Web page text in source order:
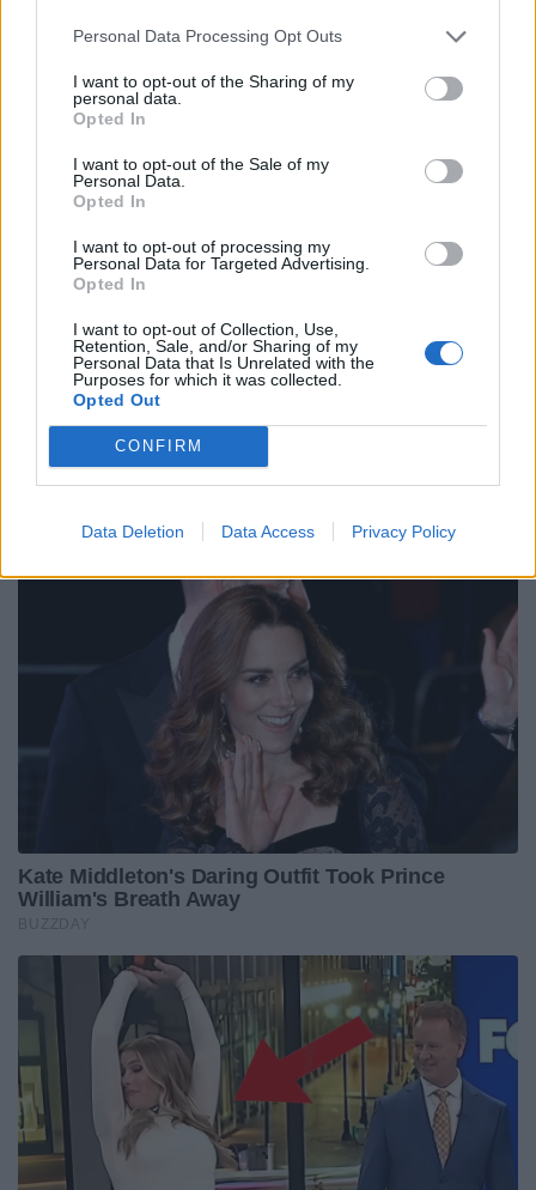
Personal Data Processing Opt Outs
I want to opt-out of the Sharing of my
personal data.
Opted In
I want to opt-out of the Sale of my
Personal Data.
Opted In
I want to opt-out of processing my
Personal Data for Targeted Advertising.
Opted In
I want to opt-out of Collection, Use,
Retention, Sale, and/or Sharing of my
Personal Data that Is Unrelated with the
Purposes for which it was collected.
Opted Out
CONFIRM
Data Deletion Data Access Privacy Policy